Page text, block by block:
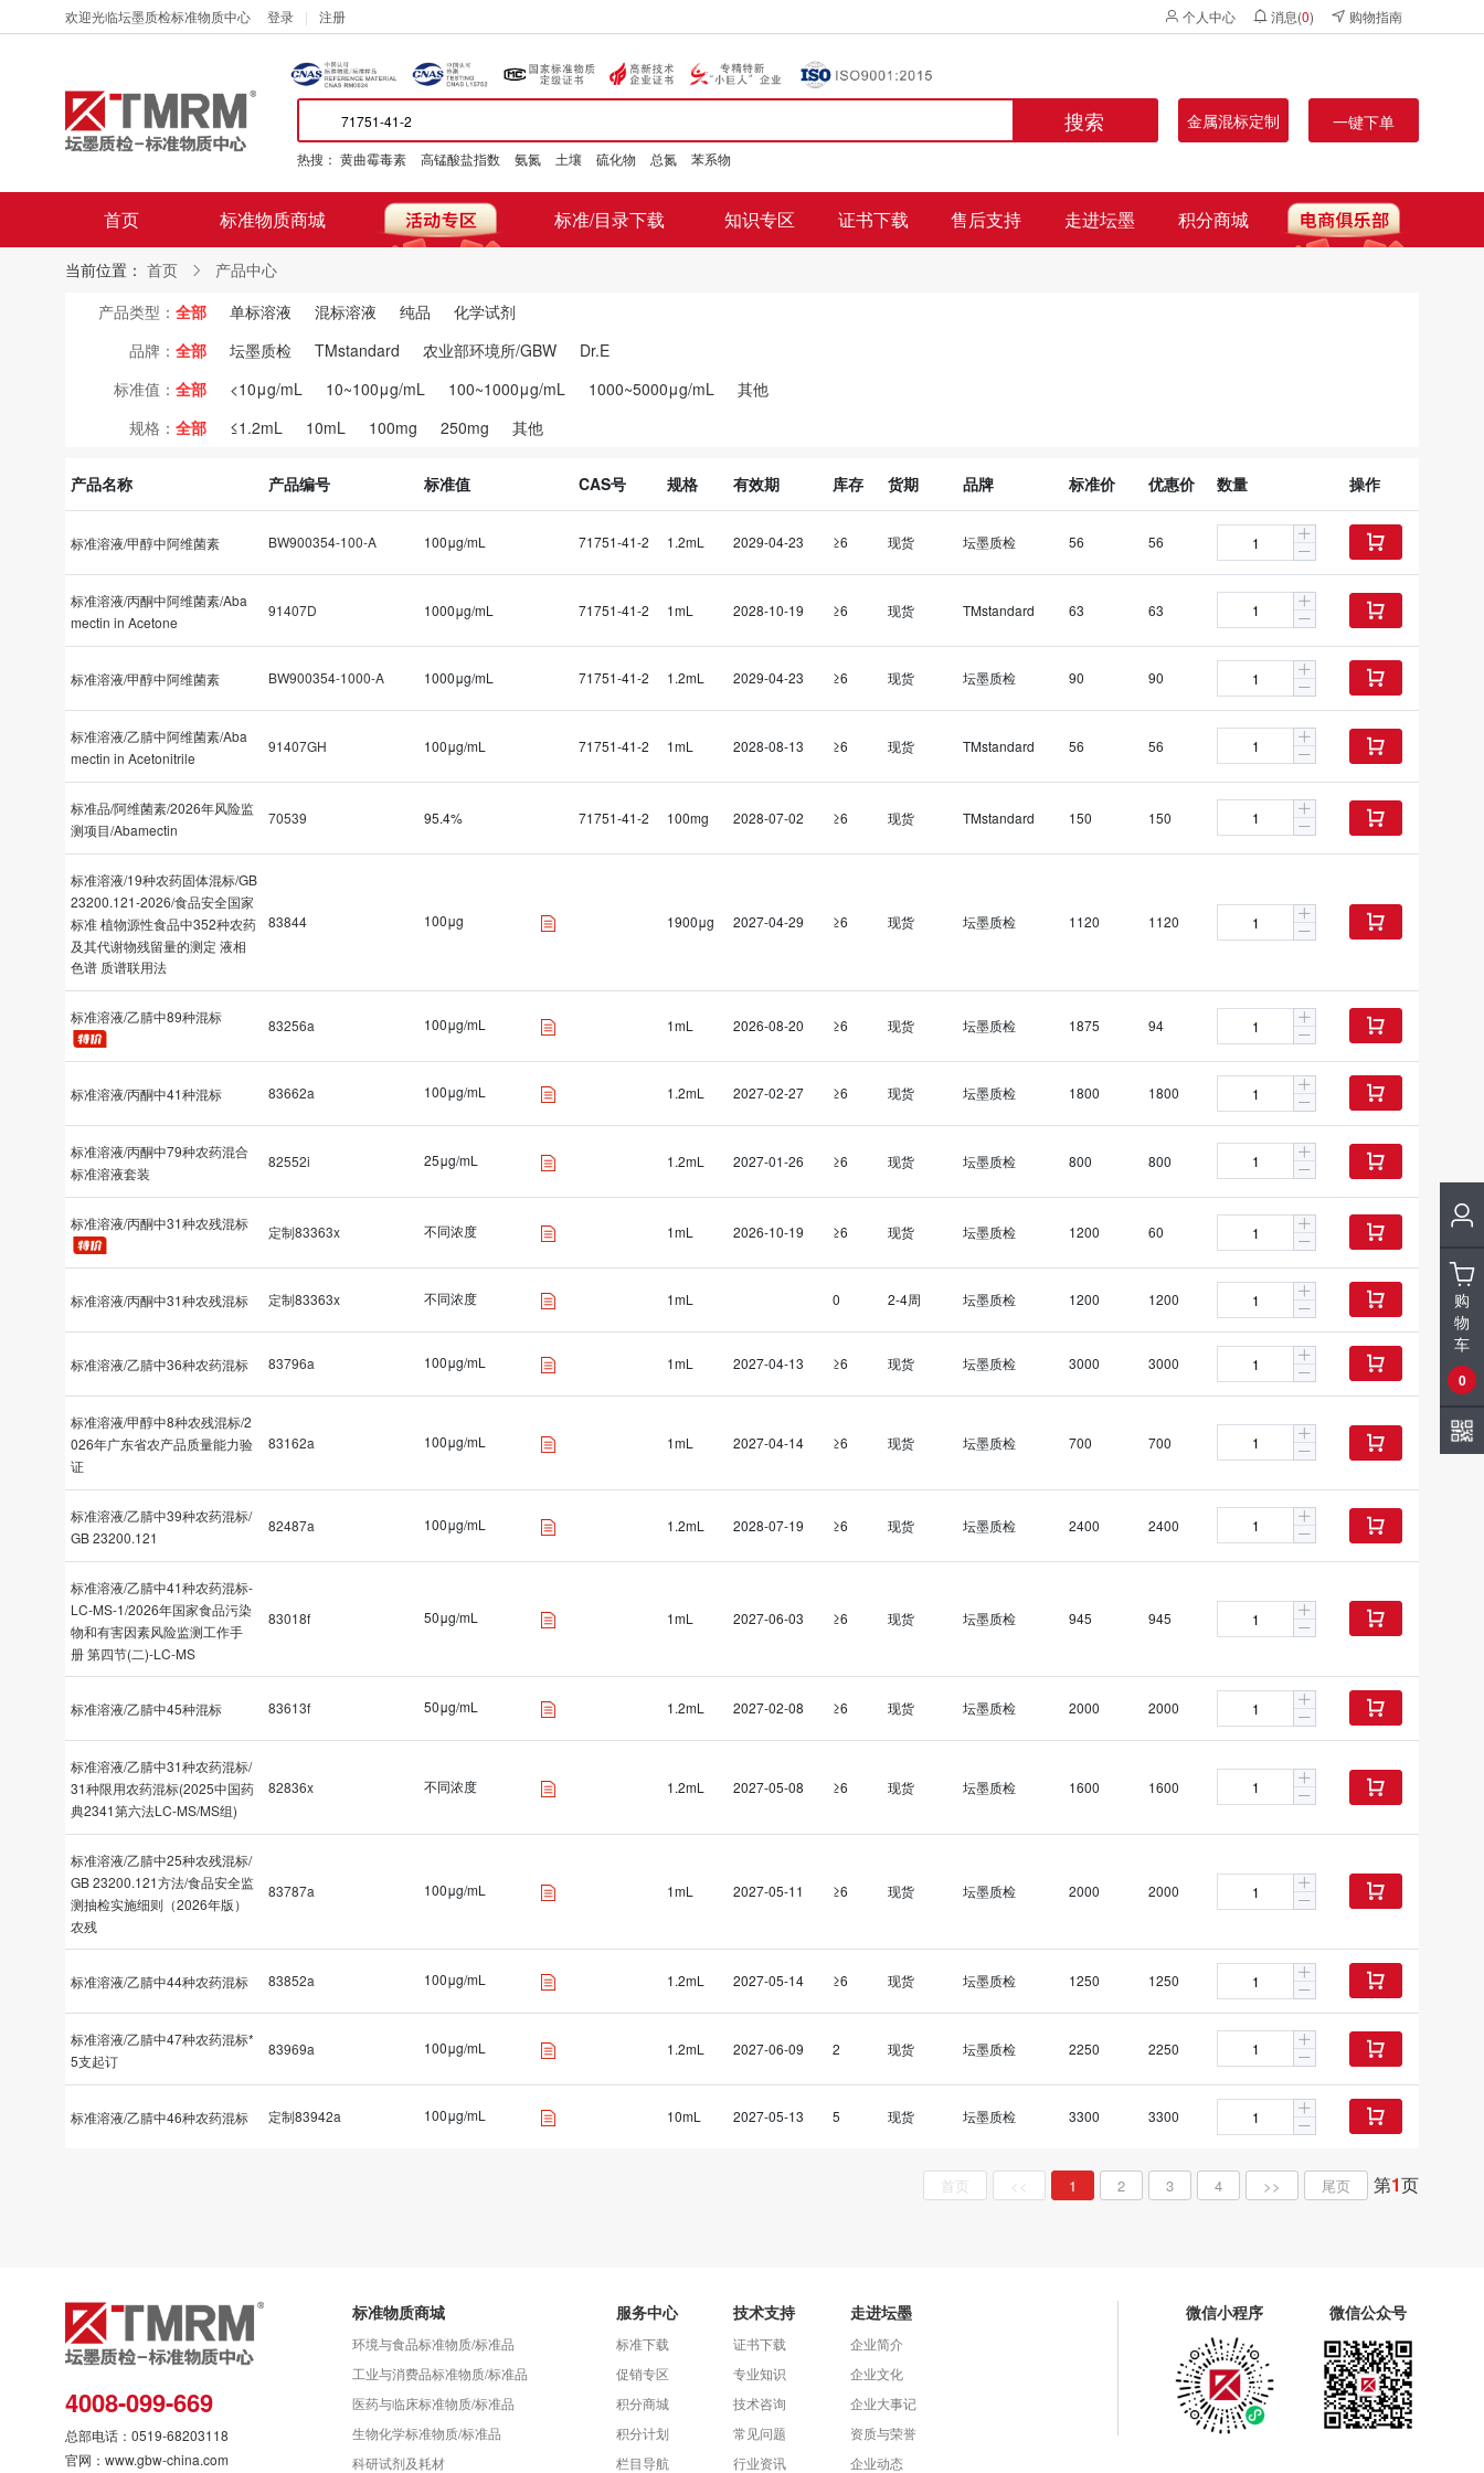
欢迎光临坛墨质检标准物质中心 登录 注册 个人中心 消息(0) 购物指南
搜索 金属混标定制 一键下单
热搜： 黄曲霉毒素 高锰酸盐指数 氨氮 土壤 硫化物 总氮 苯系物
首页 标准物质商城 标准/目录下载 知识专区 证书下载 售后支持 走进坛墨 积分商城
当前位置： 首页
产品中心
产品类型： 全部 单标溶液 混标溶液 纯品
化学试剂
品牌： 全部 坛墨质检 TMstandard 农业部环境所/GBW
Dr.E
标准值： 全部 <10μg/mL 10~100μg/mL 100~1000μg/mL 1000~5000μg/mL
其他
规格： 全部 ≤1.2mL 10mL 100mg 250mg 其他
产品名称 产品编号 标准值 CAS号 规格 有效期 库存 货期 品牌 标准价 优惠价 数量 操作
标准溶液/甲醇中阿维菌素 BW900354-100-A 100μg/mL 71751-41-2 1.2mL 2029-04-23 ≥6 现货 坛墨质检 56 56 
标准溶液/丙酮中阿维菌素/Aba
mectin in Acetone
91407D 1000μg/mL 71751-41-2 1mL 2028-10-19 ≥6 现货 TMstandard 63 63 
标准溶液/甲醇中阿维菌素 BW900354-1000-A 1000μg/mL 71751-41-2 1.2mL 2029-04-23 ≥6 现货 坛墨质检 90 90 
标准溶液/乙腈中阿维菌素/Aba
mectin in Acetonitrile
91407GH 100μg/mL 71751-41-2 1mL 2028-08-13 ≥6 现货 TMstandard 56 56 
标准品/阿维菌素/2026年风险监
测项目/Abamectin
70539 95.4% 71751-41-2 100mg 2028-07-02 ≥6 现货 TMstandard 150 150 
标准溶液/19种农药固体混标/GB
23200.121-2026/食品安全国家
标准 植物源性食品中352种农药
及其代谢物残留量的测定 液相
色谱 质谱联用法
83844 100μg 1900μg 2027-04-29 ≥6 现货 坛墨质检 1120 1120 
标准溶液/乙腈中89种混标 83256a 100μg/mL 1mL 2026-08-20 ≥6 现货 坛墨质检 1875 94 
标准溶液/丙酮中41种混标 83662a 100μg/mL 1.2mL 2027-02-27 ≥6 现货 坛墨质检 1800 1800 
标准溶液/丙酮中79种农药混合
标准溶液套装
82552i 25μg/mL 1.2mL 2027-01-26 ≥6 现货 坛墨质检 800 800 
标准溶液/丙酮中31种农残混标 定制83363x 不同浓度 1mL 2026-10-19 ≥6 现货 坛墨质检 1200 60 
标准溶液/丙酮中31种农残混标 定制83363x 不同浓度 1mL 0 2-4周 坛墨质检 1200 1200 
标准溶液/乙腈中36种农药混标 83796a 100μg/mL 1mL 2027-04-13 ≥6 现货 坛墨质检 3000 3000 
标准溶液/甲醇中8种农残混标/2
026年广东省农产品质量能力验
证
83162a 100μg/mL 1mL 2027-04-14 ≥6 现货 坛墨质检 700 700 
标准溶液/乙腈中39种农药混标/
GB 23200.121
82487a 100μg/mL 1.2mL 2028-07-19 ≥6 现货 坛墨质检 2400 2400 
标准溶液/乙腈中41种农药混标-
LC-MS-1/2026年国家食品污染
物和有害因素风险监测工作手
册 第四节(二)-LC-MS
83018f 50μg/mL 1mL 2027-06-03 ≥6 现货 坛墨质检 945 945 
标准溶液/乙腈中45种混标 83613f 50μg/mL 1.2mL 2027-02-08 ≥6 现货 坛墨质检 2000 2000 
标准溶液/乙腈中31种农药混标/
31种限用农药混标(2025中国药
典2341第六法LC-MS/MS组)
82836x 不同浓度 1.2mL 2027-05-08 ≥6 现货 坛墨质检 1600 1600 
标准溶液/乙腈中25种农残混标/
GB 23200.121方法/食品安全监
测抽检实施细则（2026年版）
农残
83787a 100μg/mL 1mL 2027-05-11 ≥6 现货 坛墨质检 2000 2000 
标准溶液/乙腈中44种农药混标 83852a 100μg/mL 1.2mL 2027-05-14 ≥6 现货 坛墨质检 1250 1250 
标准溶液/乙腈中47种农药混标*
5支起订
83969a 100μg/mL 1.2mL 2027-06-09 2 现货 坛墨质检 2250 2250 
标准溶液/乙腈中46种农药混标 定制83942a 100μg/mL 10mL 2027-05-13 5 现货 坛墨质检 3300 3300 
首页 << 1 2 3 4 >> 尾页 第1页
4008-099-669
总部电话：0519-68203118
官网：www.gbw-china.com
标准物质商城
环境与食品标准物质/标准品
工业与消费品标准物质/标准品
医药与临床标准物质/标准品
生物化学标准物质/标准品
科研试剂及耗材
服务中心
标准下载
促销专区
积分商城
积分计划
栏目导航
技术支持
证书下载
专业知识
技术咨询
常见问题
行业资讯
走进坛墨
企业简介
企业文化
企业大事记
资质与荣誉
企业动态
微信小程序 微信公众号
购
物
车
0